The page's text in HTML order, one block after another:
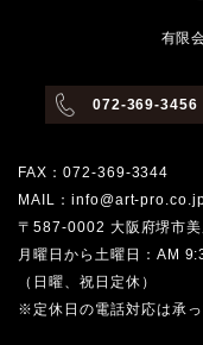
有限
072-369-3456
FAX：072-369-3344
MAIL：info@art-
〒587-0002 大阪府堺市
月曜日から土曜日：AM
（日曜、祝日定休）
※定休日の電話対応は承っ